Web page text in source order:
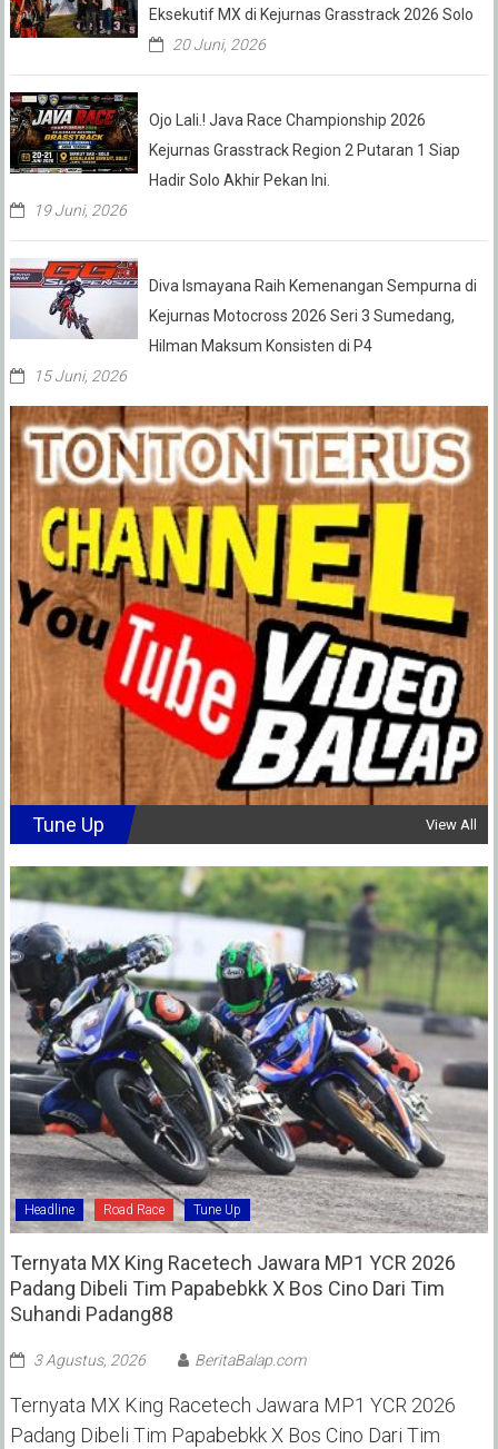
Eksekutif MX di Kejurnas Grasstrack 2026 Solo
20 Juni, 2026
Ojo Lali.! Java Race Championship 2026
Kejurnas Grasstrack Region 2 Putaran 1 Siap
Hadir Solo Akhir Pekan Ini.
19 Juni, 2026
Diva Ismayana Raih Kemenangan Sempurna di
Kejurnas Motocross 2026 Seri 3 Sumedang,
Hilman Maksum Konsisten di P4
15 Juni, 2026
Tune Up View All
Headline Road Race Tune Up
Ternyata MX King Racetech Jawara MP1 YCR 2026
Padang Dibeli Tim Papabebkk X Bos Cino Dari Tim
Suhandi Padang88
3 Agustus, 2026 BeritaBalap.com
Ternyata MX King Racetech Jawara MP1 YCR 2026
Padang Dibeli Tim Papabebkk X Bos Cino Dari Tim